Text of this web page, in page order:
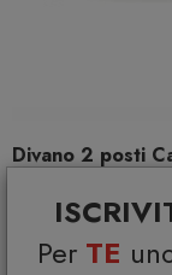
Per TE
Divano 2 posti
€ 1.540,00
+ VARIANTI